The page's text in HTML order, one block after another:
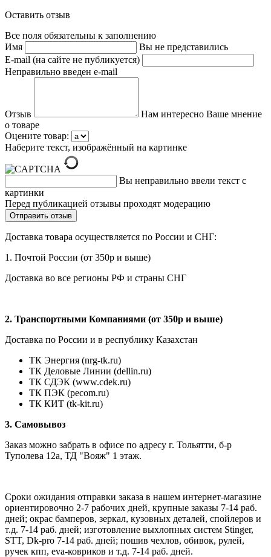
Оставить отзыв
Все поля обязательны к заполнению
Имя
Вы не представились
E-mail (на сайте не публикуется)
Неправильно введен e-mail
Отзыв
Нам интересно Ваше мнение
о товаре
Оцените товар:
Наберите текст, изображённый на картинке
Вы неправильно ввели текст с
картинки
Перед публикацией отзывы проходят модерацию
Доставка товара осуществляется по России и СНГ:
1. Почтой России (от 350р и выше)
Доставка во все регионы РФ и страны СНГ
2. Транспортными Компаниями (от 350р и выше)
Доставка по России и в республику Казахстан
ТК Энергия (nrg-tk.ru)
ТК Деловые Линии (dellin.ru)
ТК СДЭК (www.cdek.ru)
ТК ПЭК (pecom.ru)
ТК КИТ (tk-kit.ru)
3. Самовывоз
Заказ можно забрать в офисе по адресу г. Тольятти, б-р
Туполева 12а, ТД "Вояж" 1 этаж.
Сроки ожидания отправки заказа в нашем интернет-магазине
ориентировочно 2-7 рабочих дней, крупные заказы 7-14 раб.
дней; окрас бамперов, зеркал, кузовных деталей, спойлеров и
т.д. 7-14 раб. дней; изготовление выхлопных систем Stinger,
STT, Dk-pro 7-14 раб. дней; пошив чехлов, обивок, рулей,
ручек кпп, eva-ковриков и т.д. 7-14 раб. дней.